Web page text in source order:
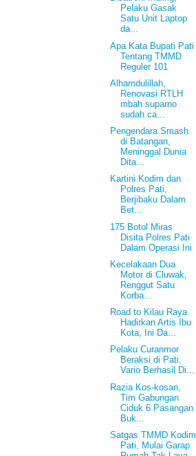
Pelaku Gasak
Satu Unit Laptop
da...
Apa Kata Bupati Pati
Tentang TMMD
Reguler 101
Alhamdulillah,
Renovasi RTLH
mbah suparno
sudah ca...
Pengendara Smash
di Batangan,
Meninggal Dunia
Dita...
Kartini Kodim dan
Polres Pati,
Berjibaku Dalam
Bet...
175 Botol Miras
Disita Polres Pati
Dalam Operasi Ini
Kecelakaan Dua
Motor di Cluwak,
Renggut Satu
Korba...
Road to Kilau Raya
Hadirkan Artis Ibu
Kota, Ini Da...
Pelaku Curanmor
Beraksi di Pati,
Vario Berhasil Di...
Razia Kos-kosan,
Tim Gabungan
Ciduk 6 Pasangan
Buk...
Satgas TMMD Kodim
Pati, Mulai Garap